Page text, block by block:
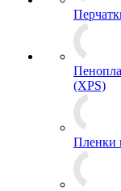
(XPS)
Пленки